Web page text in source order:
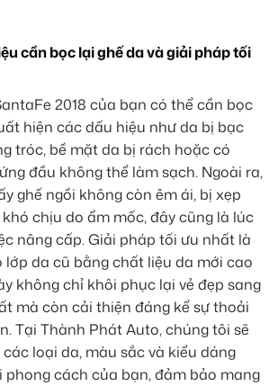
cần bọc lại ghế da và giải pháp tối
2018 của bạn có thể cần bọc
hiện các dấu hiệu như da bị bạc
tróc, bề mặt da bị rách hoặc có
đầu không thể làm sạch. Ngoài ra,
ghế ngồi không còn êm ái, bị xẹp
chịu do ẩm mốc, đây cũng là lúc
nâng cấp. Giải pháp tối ưu nhất là
da cũ bằng chất liệu da mới cao
không chỉ khôi phục lại vẻ đẹp sang
mà còn cải thiện đáng kể sự thoải
Tại Thành Phát Auto, chúng tôi sẽ
loại da, màu sắc và kiểu dáng
phong cách của bạn, đảm bảo mang